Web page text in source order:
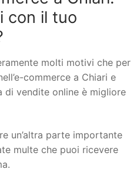
con il tuo
molti motivi che per
commerce a Chiari e
vendite online è migliore
un’altra parte importante
multe che puoi ricevere